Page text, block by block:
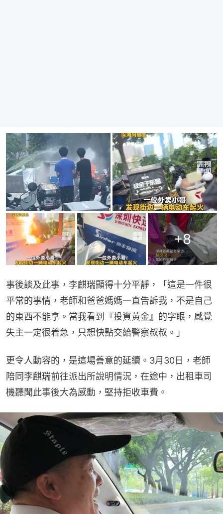
+8
事後談及此事，李麒瑞顯得十分平靜，「這是一件很
平常的事情，老師和爸爸媽媽一直告訴我，不是自己
的東西不能拿。當我看到『投資黃金』的字眼，感覺
失主一定很着急，只想快點交給警察叔叔。」
更令人動容的，是這場善意的延續。3月30日，老師
陪同李麒瑞前往派出所說明情況，在途中，出租車司
機聽聞此事後大為感動，堅持拒收車費。